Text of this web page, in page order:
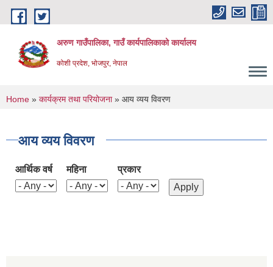
Skip to main content
अरुण गाउँपालिका, गाउँ कार्यपालिकाको कार्यालय
कोशी प्रदेश, भोजपुर, नेपाल
You are here
Home » कार्यक्रम तथा परियोजना» आय व्यय विवरण
आय व्यय विवरण
आर्थिक वर्ष महिना प्रकार